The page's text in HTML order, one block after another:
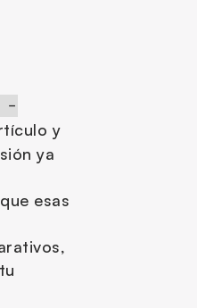
-
y
ya
esas